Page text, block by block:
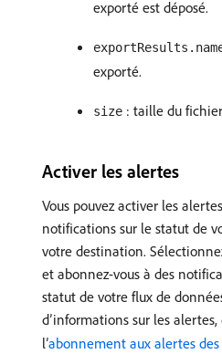
exporté est déposé.
exporté.
size : taille du
Activer les alertes
Vous pouvez activer les
notifications sur le statut de
votre destination.
et abonnez-vous à des
statut de votre flux de
d’informations sur les
l’abonnement aux alertes